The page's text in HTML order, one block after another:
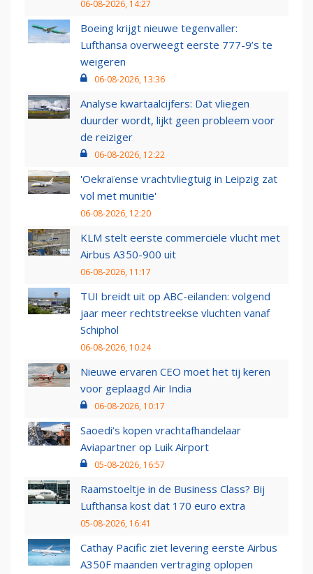
06-08-2026, 14:27
Boeing krijgt nieuwe tegenvaller:
Lufthansa overweegt eerste 777-9’s te
weigeren
06-08-2026, 13:36
Analyse kwartaalcijfers: Dat vliegen
duurder wordt, lijkt geen probleem voor
de reiziger
06-08-2026, 12:22
'Oekraïense vrachtvliegtuig in Leipzig zat
vol met munitie'
06-08-2026, 12:20
KLM stelt eerste commerciële vlucht met
Airbus A350-900 uit
06-08-2026, 11:17
TUI breidt uit op ABC-eilanden: volgend
jaar meer rechtstreekse vluchten vanaf
Schiphol
06-08-2026, 10:24
Nieuwe ervaren CEO moet het tij keren
voor geplaagd Air India
06-08-2026, 10:17
Saoedi’s kopen vrachtafhandelaar
Aviapartner op Luik Airport
05-08-2026, 16:57
Raamstoeltje in de Business Class? Bij
Lufthansa kost dat 170 euro extra
05-08-2026, 16:41
Cathay Pacific ziet levering eerste Airbus
A350F maanden vertraging oplopen